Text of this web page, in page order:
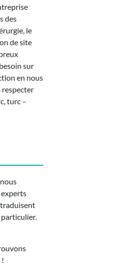
des
le
de site
sur
en nous
respecter
turc –
experts
traduisent
particulier.